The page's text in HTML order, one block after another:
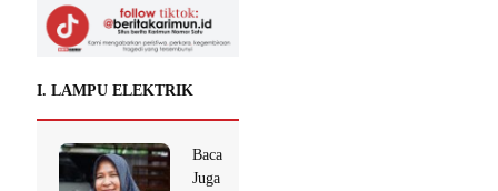
I. LAMPU ELEKTRIK
Baca
Juga